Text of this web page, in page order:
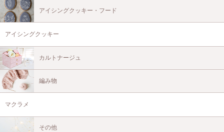
アイシングクッキー・フード
アイシングクッキー
カルトナージュ
編み物
マクラメ
その他